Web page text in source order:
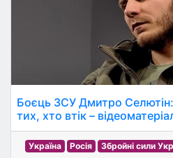
Боєць ЗСУ Дмитро Селютін:
тих, хто втік –
Україна Росія Збройні сили